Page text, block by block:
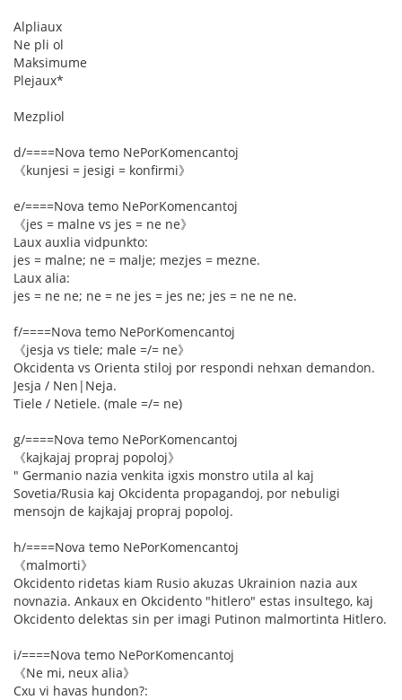
Alpliaux
Ne pli ol
Maksimume
Plejaux*
Mezpliol
d/====Nova temo NePorKomencantoj
《kunjesi = jesigi = konfirmi》
e/====Nova temo NePorKomencantoj
《jes = malne vs jes = ne ne》
Laux auxlia vidpunkto:
jes = malne; ne = malje; mezjes = mezne.
Laux alia:
jes = ne ne; ne = ne jes = jes ne; jes = ne ne ne.
f/====Nova temo NePorKomencantoj
《jesja vs tiele; male =/= ne》
Okcidenta vs Orienta stiloj por respondi nehxan demandon.
Jesja / Nen|Neja.
Tiele / Netiele. (male =/= ne)
g/====Nova temo NePorKomencantoj
《kajkajaj propraj popoloj》
" Germanio nazia venkita igxis monstro utila al kaj
Sovetia/Rusia kaj Okcidenta propagandoj, por nebuligi
mensojn de kajkajaj propraj popoloj.
h/====Nova temo NePorKomencantoj
《malmorti》
Okcidento ridetas kiam Rusio akuzas Ukrainion nazia aux
novnazia. Ankaux en Okcidento "hitlero" estas insultego, kaj
Okcidento delektas sin per imagi Putinon malmortinta Hitlero.
i/====Nova temo NePorKomencantoj
《Ne mi, neux alia》
Cxu vi havas hundon?: